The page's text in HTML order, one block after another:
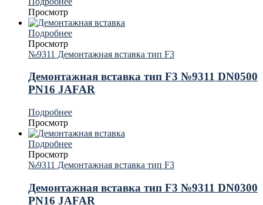
Просмотр
Подробнее
Просмотр
№9311 Демонтажная вставка тип F3
Демонтажная вставка тип F3 №9311 DN0500
PN16 JAFAR
Подробнее
Просмотр
Подробнее
Просмотр
№9311 Демонтажная вставка тип F3
Демонтажная вставка тип F3 №9311 DN0300
PN16 JAFAR